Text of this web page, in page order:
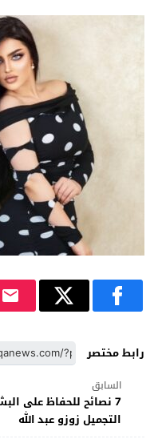
رابط مختصر
السابق
7 نصائح للحفاظ على
التجميل زوزو عبد الله